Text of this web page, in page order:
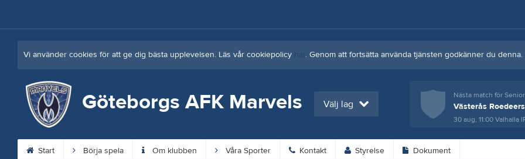
Vi använder cookies för att ge dig bästa upplevelsen. Läs vår cookiepolicy här. Genom att fortsätta använda tjänsten godkänner du denna.
Göteborgs AFK Marvels Välj lag
Nästa match för
Västerås Roedeers
30 aug, 11:00 Valhalla
Start Börja spela Om klubben Våra Sporter Kontakt Styrelse Dokument